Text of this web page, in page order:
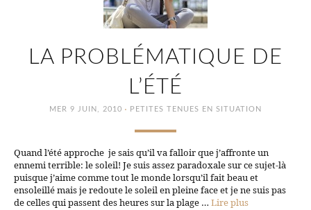
LA PROBLÉMATIQUE DE
L’ÉTÉ
MER 9 JUIN, 2010 · PETITES TENUES EN SITUATION
Quand l’été approche je sais qu’il va falloir que j’affronte un
ennemi terrible: le soleil! Je suis assez paradoxale sur ce sujet-là
puisque j’aime comme tout le monde lorsqu’il fait beau et
ensoleillé mais je redoute le soleil en pleine face et je ne suis pas
de celles qui passent des heures sur la plage … Lire plus